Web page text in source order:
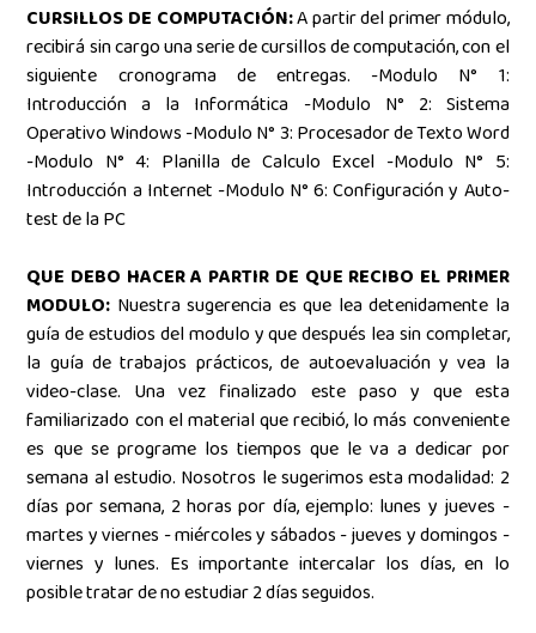
CURSILLOS DE COMPUTACIÓN:A partir del primer módulo,
recibirá sin cargo una serie de cursillos de computación, con el
siguiente cronograma de entregas. -Modulo N° 1:
Introducción a la Informática -Modulo N° 2: Sistema
Operativo Windows -Modulo N° 3: Procesador de Texto Word
-Modulo N° 4: Planilla de Calculo Excel -Modulo N° 5:
Introducción a Internet -Modulo N° 6: Configuración y Auto-
test de la PC
QUE DEBO HACER A PARTIR DE QUE RECIBO EL PRIMER
MODULO: Nuestra sugerencia es que lea detenidamente la
guía de estudios del modulo y que después lea sin completar,
la guía de trabajos prácticos, de autoevaluación y vea la
video-clase. Una vez finalizado este paso y que esta
familiarizado con el material que recibió, lo más conveniente
es que se programe los tiempos que le va a dedicar por
semana al estudio. Nosotros le sugerimos esta modalidad: 2
días por semana, 2 horas por día, ejemplo: lunes y jueves -
martes y viernes - miércoles y sábados - jueves y domingos -
viernes y lunes. Es importante intercalar los días, en lo
posible tratar de no estudiar 2 días seguidos.